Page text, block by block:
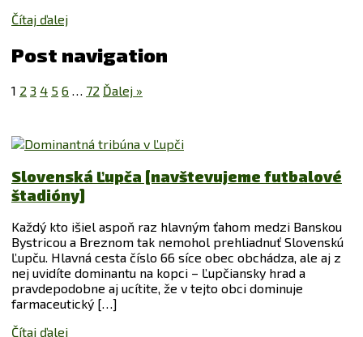
Čítaj ďalej
Post navigation
1 2 3 4 5 6 … 72 Ďalej »
Slovenská Ľupča [navštevujeme futbalové
štadióny]
Každý kto išiel aspoň raz hlavným ťahom medzi Banskou
Bystricou a Breznom tak nemohol prehliadnuť Slovenskú
Ľupču. Hlavná cesta číslo 66 síce obec obchádza, ale aj z
nej uvidíte dominantu na kopci – Ľupčiansky hrad a
pravdepodobne aj ucítite, že v tejto obci dominuje
farmaceutický […]
Čítaj ďalej